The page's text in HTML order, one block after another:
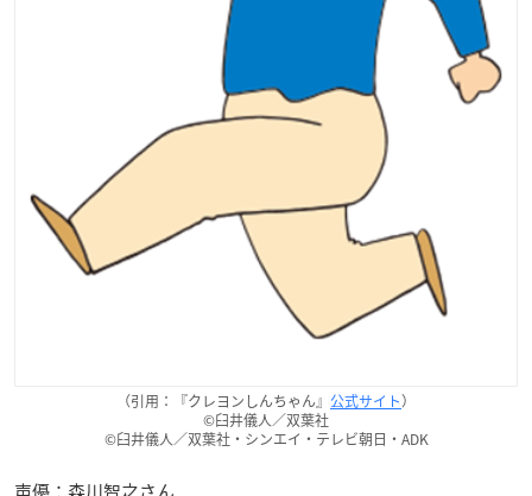
（引用：『クレヨンしんちゃん』 公式サイト）
©臼井儀人／双葉社
©臼井儀人／双葉社・シンエイ・テレビ朝日・ADK
声優：森川智之さん